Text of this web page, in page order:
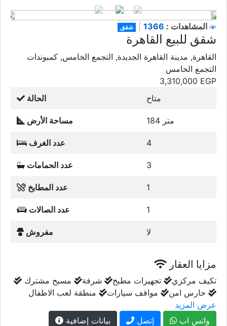
شقق المشاهدات :
شقق للبيع القاهرة
القاهرة, مدينة القاهرة الجديدة, التجمع الخامس, كمبوندات
التجمع الخامس
3,310,000 EGP
الحالة
متاح
مساحة الأرض 184 متر
عدد الغرف 4
عدد الحمامات 3
عدد المطابخ 1
عدد الصالات 1
مفروش لا
مزايا العقار
تكيف مركزي تجهيزات مطبخ شرفة
مسبح مشترك
حارس امن
مواقف سيارات
منطقة لعب الاطفال
عرض المزيد
بيانات إضافية
إتصل واتس اب